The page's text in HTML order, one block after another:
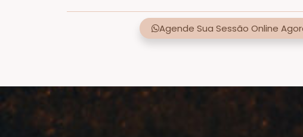
Agende Sua Sessão Online